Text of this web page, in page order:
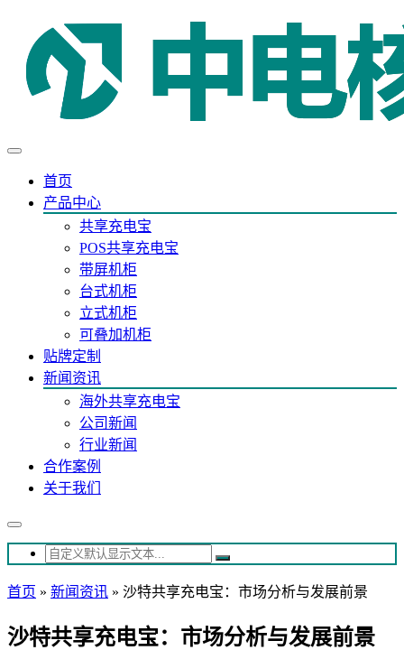
首页
产品中心
共享充电宝
POS共享充电宝
带屏机柜
台式机柜
立式机柜
可叠加机柜
贴牌定制
新闻资讯
海外共享充电宝
公司新闻
行业新闻
合作案例
关于我们
首页 » 新闻资讯 » 沙特共享充电宝：市场分析与发展前景
沙特共享充电宝：市场分析与发展前景